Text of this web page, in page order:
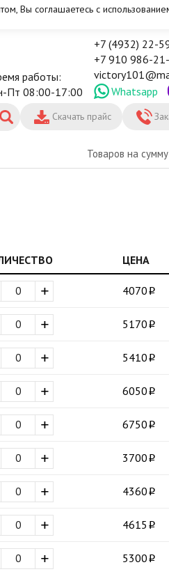
Вы соглашаетесь с
работы:
Пт 08:00-17:00
+7 (4932) 22-
+7 910 986-
Whatsapp
Скачать прайс
Товаров на
ЦЕНА
+ 4070
+ 5170
+ 5410
+ 6050
+ 6750
+ 3700
+ 4360
+ 4615
+ 5300